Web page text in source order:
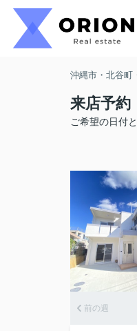
沖縄市・北谷町
来店予約
ご希望の日付
前の週